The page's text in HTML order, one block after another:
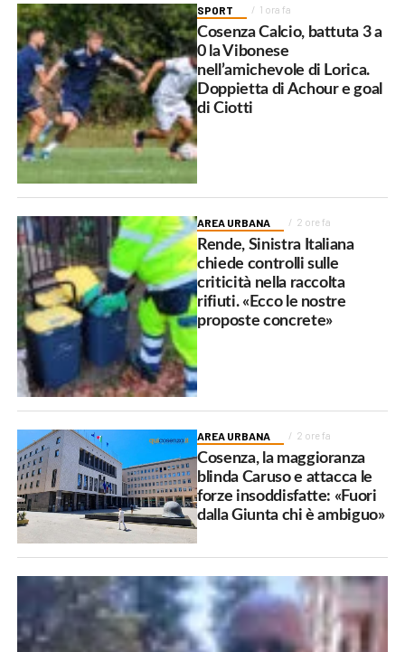
SPORT 1 ora fa
Cosenza Calcio, battuta 3 a
0 la Vibonese
nell’amichevole di Lorica.
Doppietta di Achour e goal
di Ciotti
AREA URBANA 2 ore fa
Rende, Sinistra Italiana
chiede controlli sulle
criticità nella raccolta
rifiuti. «Ecco le nostre
proposte concrete»
AREA URBANA 2 ore fa
Cosenza, la maggioranza
blinda Caruso e attacca le
forze insoddisfatte: «Fuori
dalla Giunta chi è ambiguo»